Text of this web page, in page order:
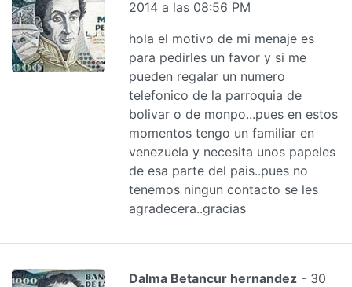
2014 a las 08:56 PM
hola el motivo de mi menaje es
para pedirles un favor y si me
pueden regalar un numero
telefonico de la parroquia de
bolivar o de monpo...pues en estos
momentos tengo un familiar en
venezuela y necesita unos papeles
de esa parte del pais..pues no
tenemos ningun contacto se les
agradecera..gracias
Dalma Betancur hernandez - 30